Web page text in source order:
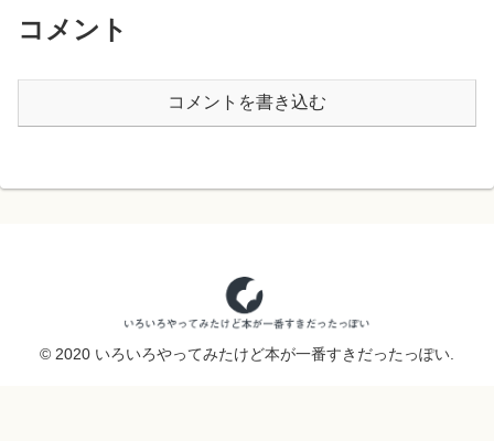
コメント
コメントを書き込む
© 2020 いろいろやってみたけど本が一番すきだったっぽい.